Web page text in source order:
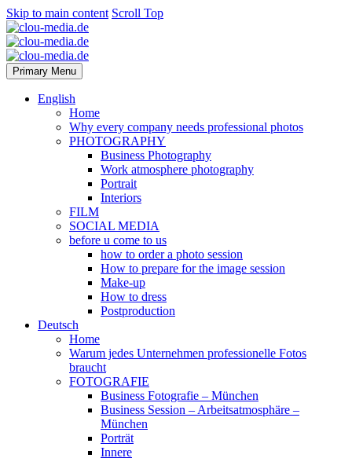
Skip to main content Scroll Top
Primary Menu
English
Home
Why every company needs professional photos
PHOTOGRAPHY
Business Photography
Work atmosphere photography
Portrait
Interiors
FILM
SOCIAL MEDIA
before u come to us
how to order a photo session
How to prepare for the image session
Make-up
How to dress
Postproduction
Deutsch
Home
Warum jedes Unternehmen professionelle Fotos
braucht
FOTOGRAFIE
Business Fotografie – München
Business Session – Arbeitsatmosphäre –
München
Porträt
Innere